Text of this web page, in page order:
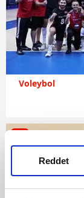
Reddet
Voleybol